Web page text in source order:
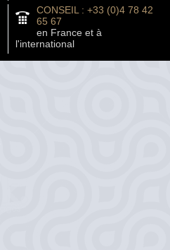
CONSEIL : +33 (0)4 78 42
65 67
en France et à
l'international